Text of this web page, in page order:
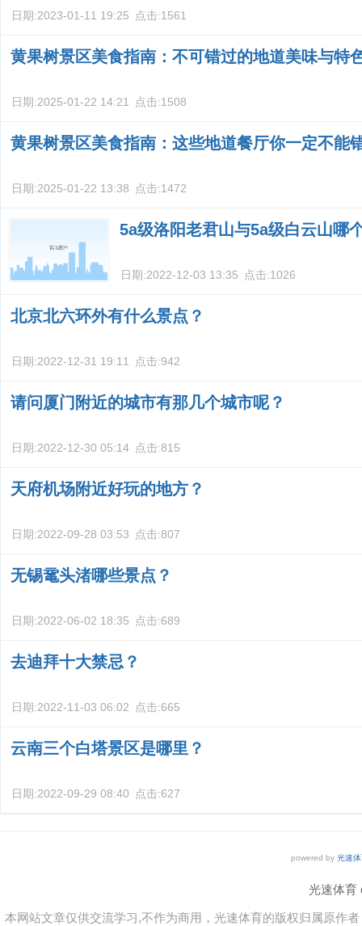
日期:2023-01-11 19:25 点击:1561
黄果树景区美食指南：不可错过的地道美味与特
日期:2025-01-22 14:21 点击:1508
黄果树景区美食指南：这些地道餐厅你一定不能
日期:2025-01-22 13:38 点击:1472
5a级洛阳老君山与5a级白云山哪
日期:2022-12-03 13:35 点击:1026
北京北六环外有什么景点？
日期:2022-12-31 19:11 点击:942
请问厦门附近的城市有那几个城市呢？
日期:2022-12-30 05:14 点击:815
天府机场附近好玩的地方？
日期:2022-09-28 03:53 点击:807
无锡鼋头渚哪些景点？
日期:2022-06-02 18:35 点击:689
去迪拜十大禁忌？
日期:2022-11-03 06:02 点击:665
云南三个白塔景区是哪里？
日期:2022-09-29 08:40 点击:627
powered by 光速
光速体育
本网站文章仅供交流学习,不作为商用，光速体育的版权归属原作